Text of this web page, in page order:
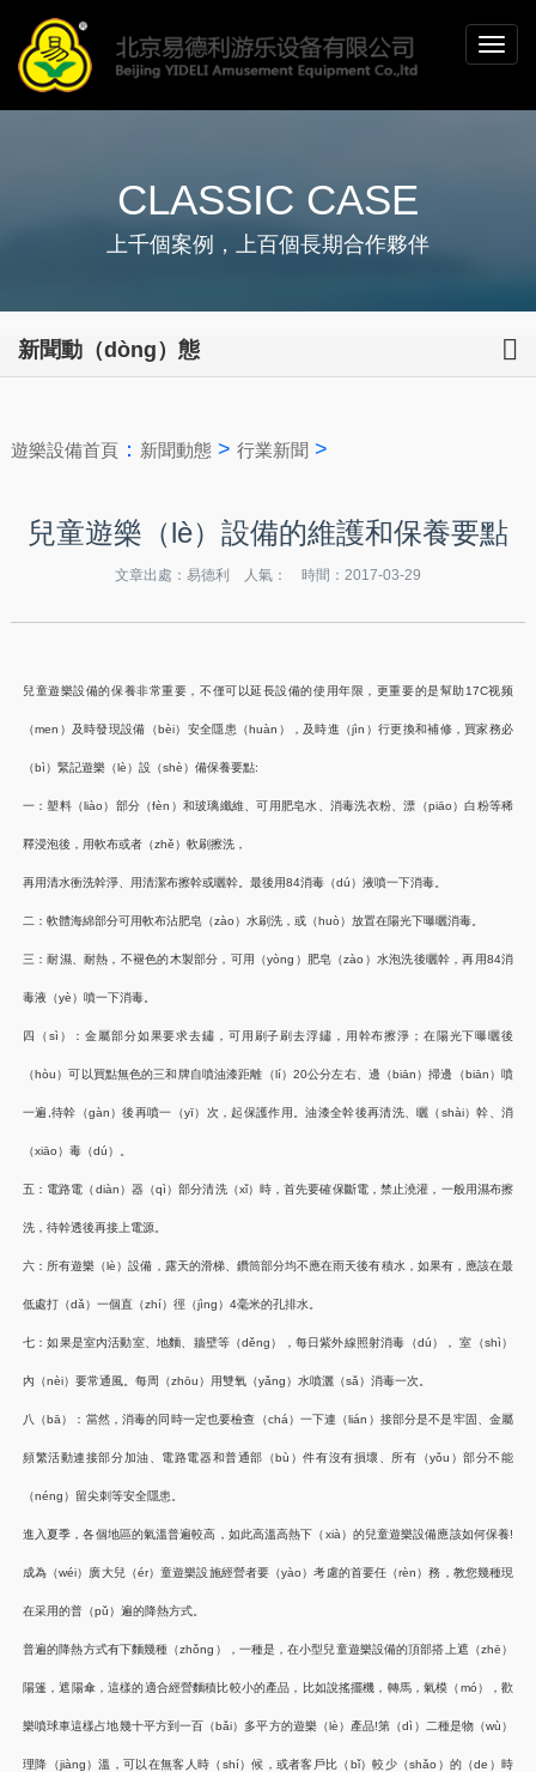
CLASSIC CASE
上千個案例，上百個長期合作夥伴
新聞動（dòng）態
遊樂設備首頁： 新聞動態> 行業新聞>
兒童遊樂（lè）設備的維護和保養要點
文章出處：易德利 人氣： 時間：2017-03-29
兒童遊樂設備的保養非常重要，不僅可以延長設備的使用年限，更重要的是幫助17C视频
（men）及時發現設備（bèi）安全隱患（huàn），及時進（jìn）行更換和補修，買家務必
（bì）緊記遊樂（lè）設（shè）備保養要點:
一：塑料（liào）部分（fèn）和玻璃纖維、可用肥皂水、消毒洗衣粉、漂（piāo）白粉等稀
釋浸泡後，用軟布或者（zhě）軟刷擦洗，
再用清水衝洗幹淨、用清潔布擦幹或曬幹。最後用84消毒（dú）液噴一下消毒。
二：軟體海綿部分可用軟布沾肥皂（zào）水刷洗，或（huò）放置在陽光下曝曬消毒。
三：耐濕、耐熱，不褪色的木製部分，可用（yòng）肥皂（zào）水泡洗後曬幹，再用84消
毒液（yè）噴一下消毒。
四（sì）：金屬部分如果要求去鏽，可用刷子刷去浮鏽，用幹布擦淨；在陽光下曝曬後
（hòu）可以買點無色的三和牌自噴油漆距離（lí）20公分左右、邊（biān）掃邊（biān）噴
一遍,待幹（gàn）後再噴一（yī）次，起保護作用。油漆全幹後再清洗、曬（shài）幹、消
（xiāo）毒（dú）。
五：電路電（diàn）器（qì）部分清洗（xǐ）時，首先要確保斷電，禁止澆灌，一般用濕布擦
洗，待幹透後再接上電源。
六：所有遊樂（lè）設備，露天的滑梯、鑽筒部分均不應在雨天後有積水，如果有，應該在最
低處打（dǎ）一個直（zhí）徑（jìng）4毫米的孔排水。
七：如果是室內活動室、地麵、牆壁等（děng），每日紫外線照射消毒（dú）， 室（shì）
內（nèi）要常通風。每周（zhōu）用雙氧（yǎng）水噴灑（sǎ）消毒一次。
八（bā）：當然，消毒的同時一定也要檢查（chá）一下連（lián）接部分是不是牢固、金屬
頻繁活動連接部分加油、電路電器和普通部（bù）件有沒有損壞、所有（yǒu）部分不能
（néng）留尖刺等安全隱患。
進入夏季，各個地區的氣溫普遍較高，如此高溫高熱下（xià）的兒童遊樂設備應該如何保養!
成為（wéi）廣大兒（ér）童遊樂設施經營者要（yào）考慮的首要任（rèn）務，教您幾種現
在采用的普（pǔ）遍的降熱方式。
普遍的降熱方式有下麵幾種（zhǒng），一種是，在小型兒童遊樂設備的頂部搭上遮（zhē）
陽篷，遮陽傘，這樣的適合經營麵積比較小的產品，比如說搖擺機，轉馬，氣模（mó），歡
樂噴球車這樣占地幾十平方到一百（bǎi）多平方的遊樂（lè）產品!第（dì）二種是物（wù）
理降（jiàng）溫，可以在無客人時（shí）候，或者客戶比（bǐ）較少（shǎo）的（de）時